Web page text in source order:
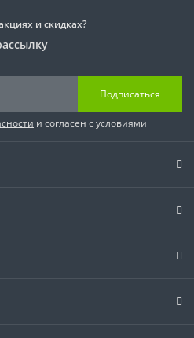
и скидках?
Подписаться
и согласен с условиями